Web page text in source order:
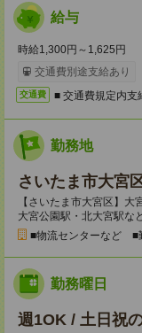
給与
時給1,300円～1,625円
交通費別途支給あり
交通費 ■ 交通費規定内
勤務地
さいたま市大宮
【さいたま市大宮区】
大宮公園駅・北大宮駅な
■物流センターなど ■
勤務曜日
週1OK / 土日祝